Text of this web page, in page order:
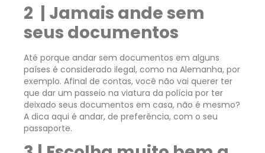
2 | Jamais ande sem
seus documentos
Até porque andar sem documentos em alguns
países é considerado ilegal, como na Alemanha, por
exemplo. Afinal de contas, você não vai querer ter
que dar um passeio na viatura da polícia por ter
deixado seus documentos em casa, não é mesmo?
A dica aqui é andar, de preferência, com o seu
passaporte.